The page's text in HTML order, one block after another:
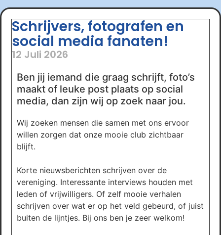
Schrijvers, fotografen en
social media fanaten!
12 Juli 2026
Ben jij iemand die graag schrijft, foto’s
maakt of leuke post plaats op social
media, dan zijn wij op zoek naar jou.
Wij zoeken mensen die samen met ons ervoor
willen zorgen dat onze mooie club zichtbaar
blijft.
Korte nieuwsberichten schrijven over de
vereniging. Interessante interviews houden met
leden of vrijwilligers. Of zelf mooie verhalen
schrijven over wat er op het veld gebeurd, of juist
buiten de lijntjes. Bij ons ben je zeer welkom!